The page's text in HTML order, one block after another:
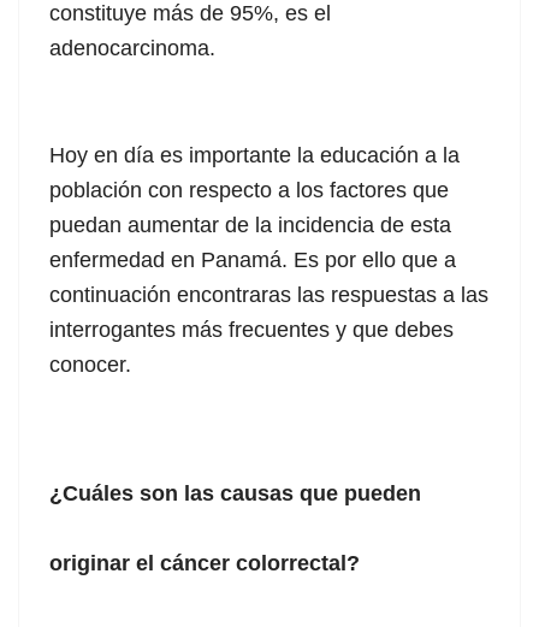
constituye más de 95%, es el
adenocarcinoma.
Hoy en día es importante la educación a la
población con respecto a los factores que
puedan aumentar de la incidencia de esta
enfermedad en Panamá. Es por ello que a
continuación encontraras las respuestas a las
interrogantes más frecuentes y que debes
conocer.
¿Cuáles son las causas que pueden
originar el cáncer colorrectal?